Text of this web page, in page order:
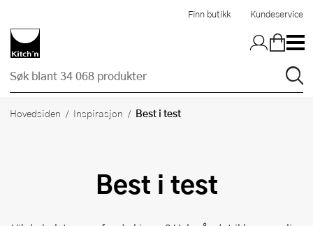
Finn butikk Kundeservice
Hovedsiden Inspirasjon Best i test
Best i test